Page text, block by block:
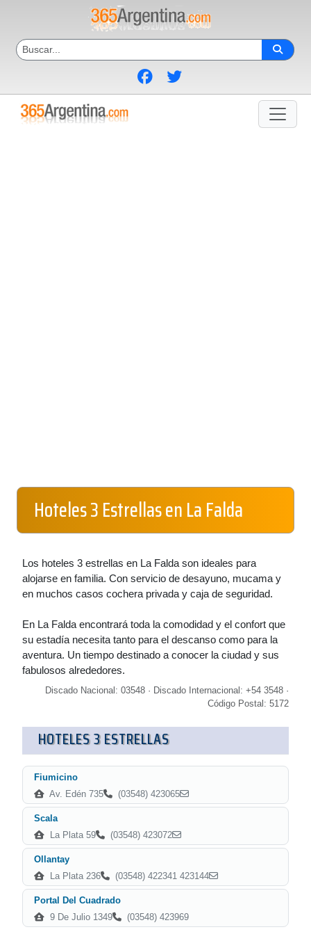
Hoteles 3 Estrellas en La Falda
Los hoteles 3 estrellas en La Falda son ideales para
alojarse en familia. Con servicio de desayuno, mucama y
en muchos casos cochera privada y caja de seguridad.
En La Falda encontrará toda la comodidad y el confort que
su estadía necesita tanto para el descanso como para la
aventura. Un tiempo destinado a conocer la ciudad y sus
fabulosos alrededores.
Discado Nacional: 03548 · Discado Internacional: +54 3548 ·
Código Postal: 5172
HOTELES 3 ESTRELLAS
Fiumicino
Av. Edén 735
(03548) 423065
Scala
La Plata 59
(03548) 423072
Ollantay
La Plata 236
(03548) 422341 423144
Portal Del Cuadrado
9 De Julio 1349
(03548) 423969